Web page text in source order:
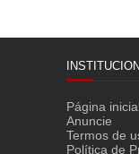
Página
Anuncie
Termos de
Política de